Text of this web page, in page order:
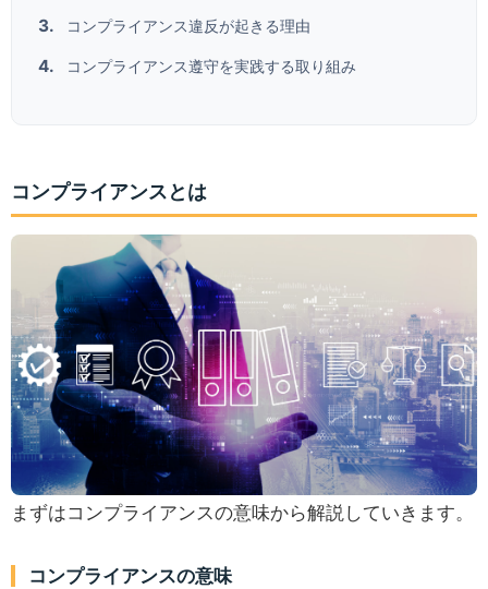
コンプライアンス違反が起きる理由
コンプライアンス遵守を実践する取り組み
コンプライアンスとは
まずはコンプライアンスの意味から解説していきます。
コンプライアンスの意味